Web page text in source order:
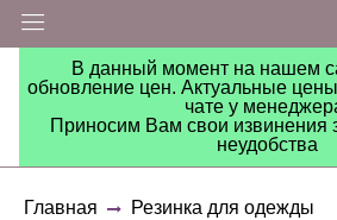
В данный момент на нашем
обновление цен. Актуальные
чате у
Приносим Вам свои извинения
неудобства
Главная
Резинка для одежды